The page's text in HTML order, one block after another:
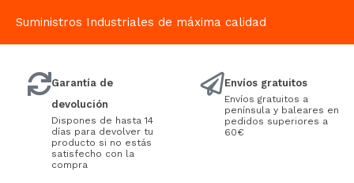
Suministros Industriales de máxima calidad
Garantía de
devolución
Dispones de hasta 14
días para devolver tu
producto si no estás
satisfecho con la
compra
Envíos gratuitos
Envíos gratuitos a
península y baleares en
pedidos superiores a
60€